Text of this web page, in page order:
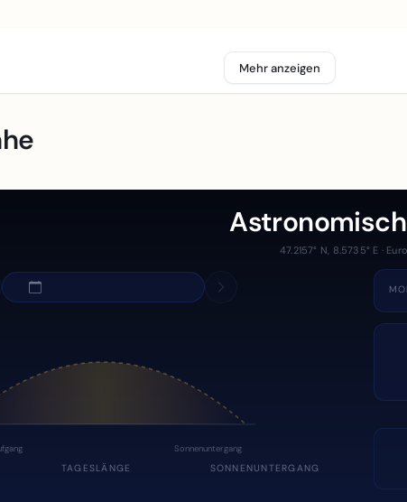
Mehr anzeigen
47.2157° N, 8.5735° E ·
Sonnenuntergang
TAGESLÄNGE SONNENUNTERGANG